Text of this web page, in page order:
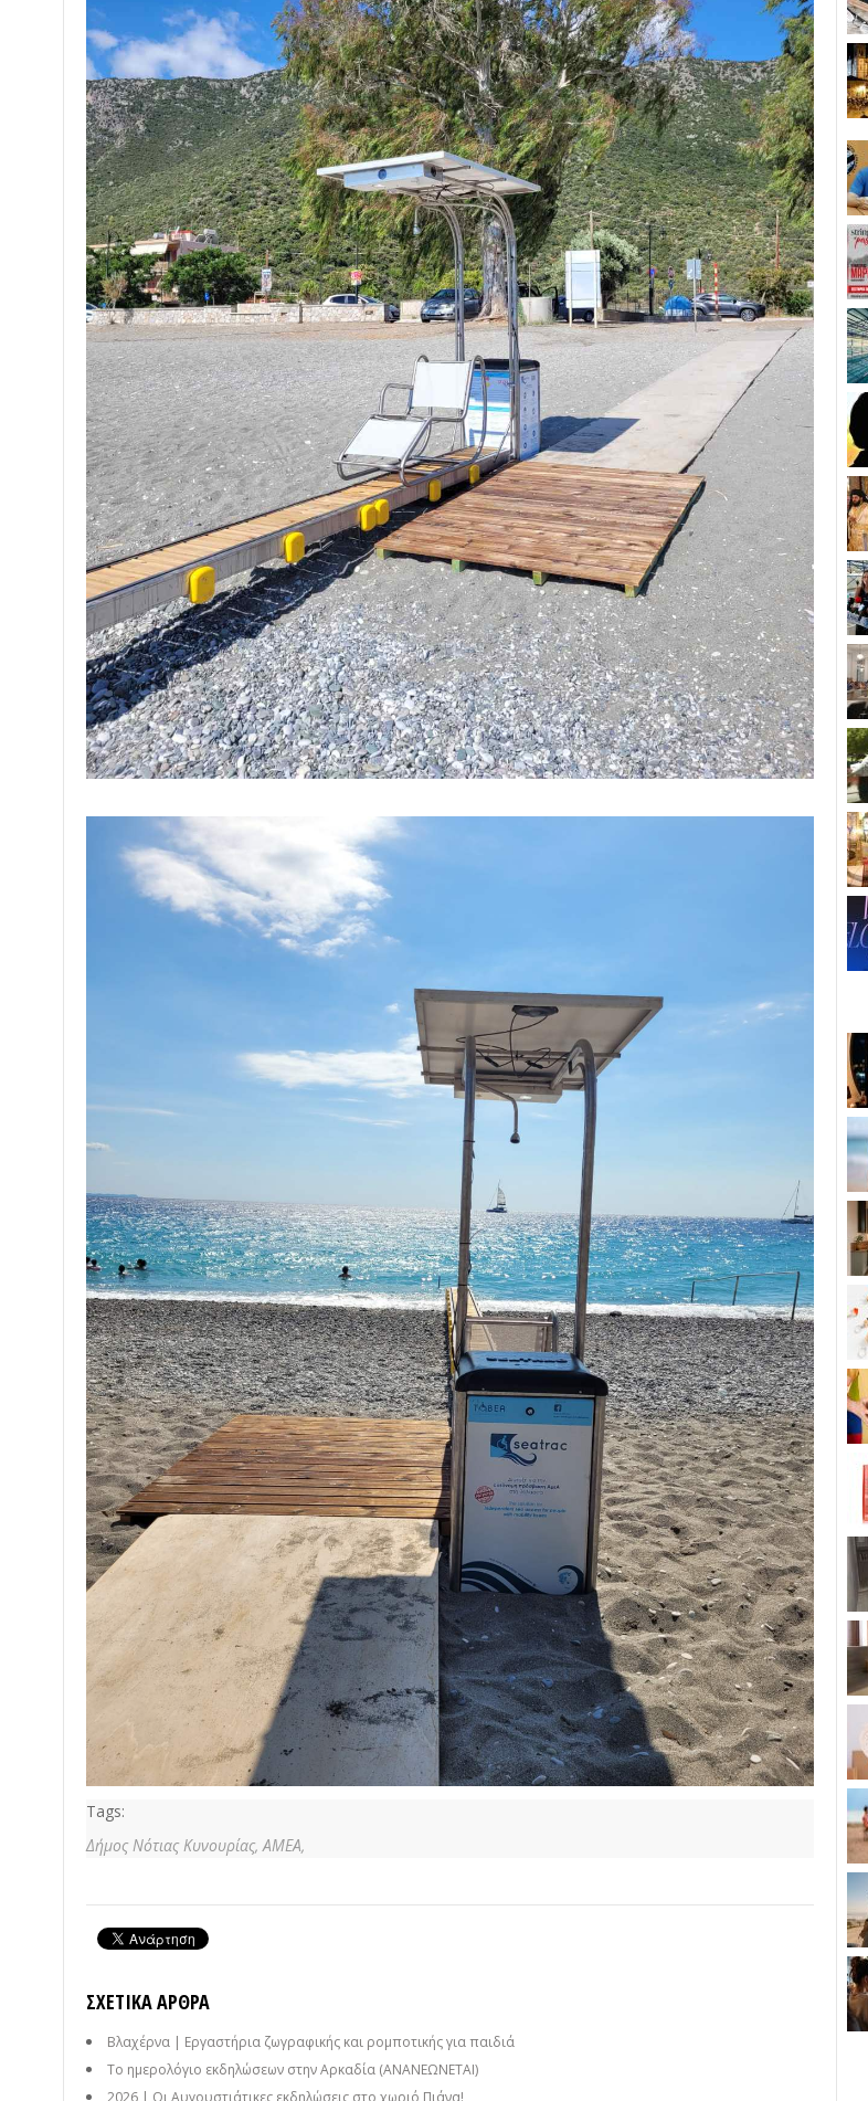
Tags:
Δήμος Νότιας Κυνουρίας,ΑΜΕΑ,
ΣΧΕΤΙΚΆ ΆΡΘΡΑ
Βλαχέρνα | Εργαστήρια ζωγραφικής και ρομποτικής για παιδιά
Το ημερολόγιο εκδηλώσεων στην Αρκαδία (ΑΝΑΝΕΩΝΕΤΑΙ)
2026 | Οι Αυγουστιάτικες εκδηλώσεις στο χωριό Πιάνα!